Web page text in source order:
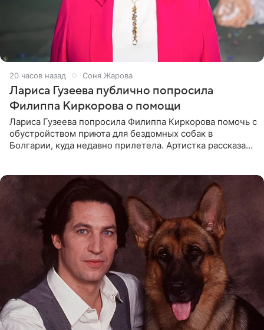
20 часов назад Соня Жарова
Лариса Гузеева публично попросила
Филиппа Киркорова о помощи
Лариса Гузеева попросила Филиппа Киркорова помочь с
обустройством приюта для бездомных собак в
Болгарии, куда недавно прилетела. Артистка рассказала